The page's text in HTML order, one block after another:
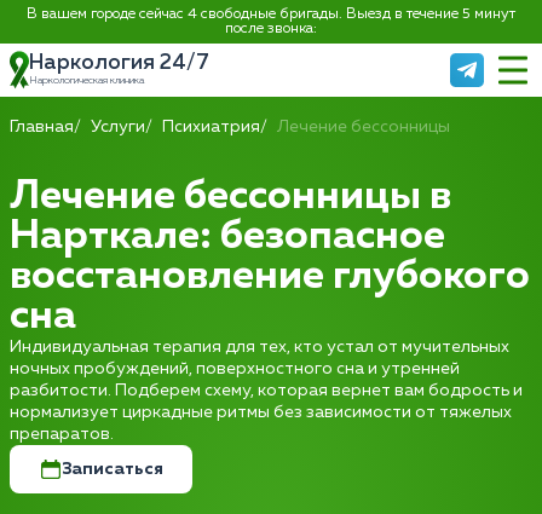
В вашем городе сейчас 4 свободные бригады. Выезд в течение 5 минут
после звонка:
Наркология 24/7
Наркологическая клиника
Главная Услуги Психиатрия Лечение бессонницы
Лечение бессонницы в
Нарткале: безопасное
восстановление глубокого
сна
Индивидуальная терапия для тех, кто устал от мучительных
ночных пробуждений, поверхностного сна и утренней
разбитости. Подберем схему, которая вернет вам бодрость и
нормализует циркадные ритмы без зависимости от тяжелых
препаратов.
Записаться